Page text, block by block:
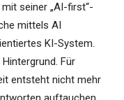
seiner „AI-first“-
mittels AI
KI-System.
Für
entsteht nicht mehr